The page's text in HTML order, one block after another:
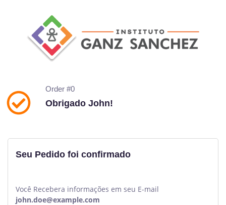
Order #0
Obrigado John!
Seu Pedido foi confirmado
Você Recebera informações em seu E-mail
john.doe@example.com